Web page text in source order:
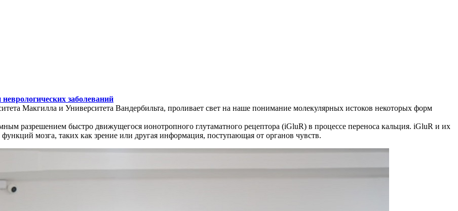
заболеваний
Макгилла и Университета Вандербильта, проливает свет на наше понимание молекулярных истоков некоторых форм
разрешением быстро движущегося ионотропного глутаматного рецептора (iGluR) в процессе переноса кальция. iGluR и их
мозга, таких как зрение или другая информация, поступающая от органов чувств.